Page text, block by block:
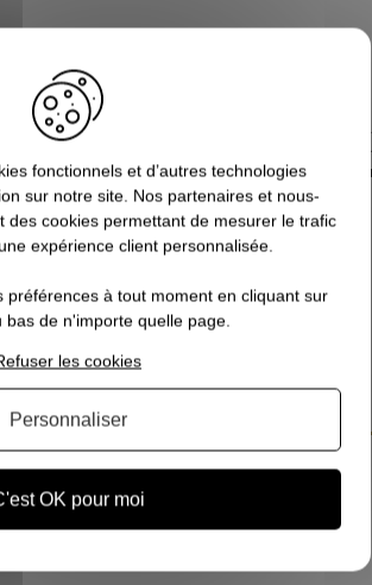
GhostCamo orange fluo ProHunt
Verney-Carron
, la
gamme de produits toujours aux
fonctionnels et d’autres technologies
sur notre site. Nos partenaires et nous-
des cookies permettant de mesurer le trafic
expérience client personnalisée.
préférences à tout moment en cliquant sur
bas de n'importe quelle page.
OK pour moi
les cookies
Personnaliser